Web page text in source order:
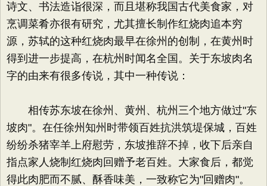
诗文、书法造诣很深，而且堪称我国古代美食家，对
烹调菜肴亦很有研究，尤其擅长制作红烧肉追本穷
源，苏轼的这种红烧肉最早在徐州的创制，在黄州时
得到进一步提高，在杭州时闻名全国。关于东坡肉名
字的由来有很多传说，其中一种传说：
相传苏东坡在徐州、黄州、杭州三个地方做过"东
坡肉"。在任徐州知州时带领百姓抗洪筑堤保城，百姓
纷纷杀猪宰羊上府慰劳，东坡推辞不掉，收下后亲自
指点家人烧制红烧肉回赠予老百姓。大家食后，都觉
得此肉肥而不腻、酥香味美，一致称它为"回赠肉"。